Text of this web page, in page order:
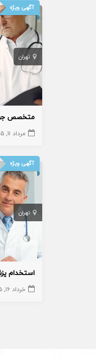
آگهی ویژه
تهران
متخصص
مرداد ۱۱, ۱۴۰۵
آگهی ویژه
تهران
خرداد ۱۶, ۱۴۰۵